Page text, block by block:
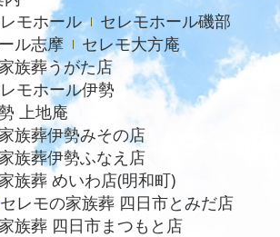
モホール
セレモホール磯部
ル志摩
セレモ大方庵
族葬うがた店
モホール伊勢
上地庵
族葬伊勢みその店
族葬伊勢ふなえ店
族葬 めいわ店(明和町)
セレモの家族葬 四日市とみだ店
族葬 四日市まつもと店